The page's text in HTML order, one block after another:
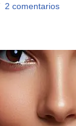
2 comentarios